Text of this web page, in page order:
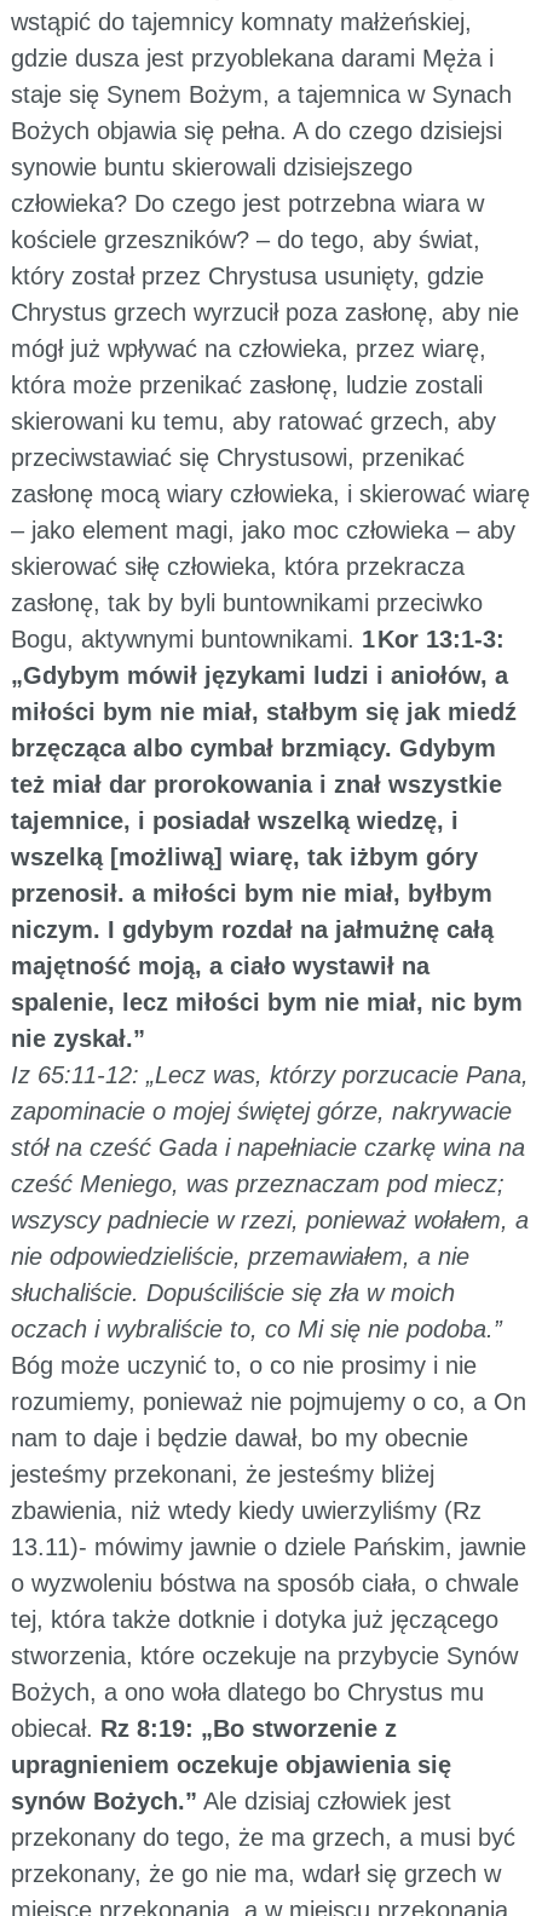
wstąpić do tajemnicy komnaty małżeńskiej,
gdzie dusza jest przyoblekana darami Męża i
staje się Synem Bożym, a tajemnica w Synach
Bożych objawia się pełna. A do czego dzisiejsi
synowie buntu skierowali dzisiejszego
człowieka? Do czego jest potrzebna wiara w
kościele grzeszników? – do tego, aby świat,
który został przez Chrystusa usunięty, gdzie
Chrystus grzech wyrzucił poza zasłonę, aby nie
mógł już wpływać na człowieka, przez wiarę,
która może przenikać zasłonę, ludzie zostali
skierowani ku temu, aby ratować grzech, aby
przeciwstawiać się Chrystusowi, przenikać
zasłonę mocą wiary człowieka, i skierować wiarę
– jako element magi, jako moc człowieka – aby
skierować siłę człowieka, która przekracza
zasłonę, tak by byli buntownikami przeciwko
Bogu, aktywnymi buntownikami. 1 Kor 13:1-3:
„Gdybym mówił językami ludzi i aniołów, a
miłości bym nie miał, stałbym się jak miedź
brzęcząca albo cymbał brzmiący. Gdybym
też miał dar prorokowania i znał wszystkie
tajemnice, i posiadał wszelką wiedzę, i
wszelką [możliwą] wiarę, tak iżbym góry
przenosił. a miłości bym nie miał, byłbym
niczym. I gdybym rozdał na jałmużnę całą
majętność moją, a ciało wystawił na
spalenie, lecz miłości bym nie miał, nic bym
nie zyskał.”
Iz 65:11-12: „Lecz was, którzy porzucacie Pana,
zapominacie o mojej świętej górze, nakrywacie
stół na cześć Gada i napełniacie czarkę wina na
cześć Meniego, was przeznaczam pod miecz;
wszyscy padniecie w rzezi, ponieważ wołałem, a
nie odpowiedzieliście, przemawiałem, a nie
słuchaliście. Dopuściliście się zła w moich
oczach i wybraliście to, co Mi się nie podoba.”
Bóg może uczynić to, o co nie prosimy i nie
rozumiemy, ponieważ nie pojmujemy o co, a On
nam to daje i będzie dawał, bo my obecnie
jesteśmy przekonani, że jesteśmy bliżej
zbawienia, niż wtedy kiedy uwierzyliśmy (Rz
13.11)- mówimy jawnie o dziele Pańskim, jawnie
o wyzwoleniu bóstwa na sposób ciała, o chwale
tej, która także dotknie i dotyka już jęczącego
stworzenia, które oczekuje na przybycie Synów
Bożych, a ono woła dlatego bo Chrystus mu
obiecał. Rz 8:19: „Bo stworzenie z
upragnieniem oczekuje objawienia się
synów Bożych.” Ale dzisiaj człowiek jest
przekonany do tego, że ma grzech, a musi być
przekonany, że go nie ma, wdarł się grzech w
miejsce przekonania, a w miejscu przekonania